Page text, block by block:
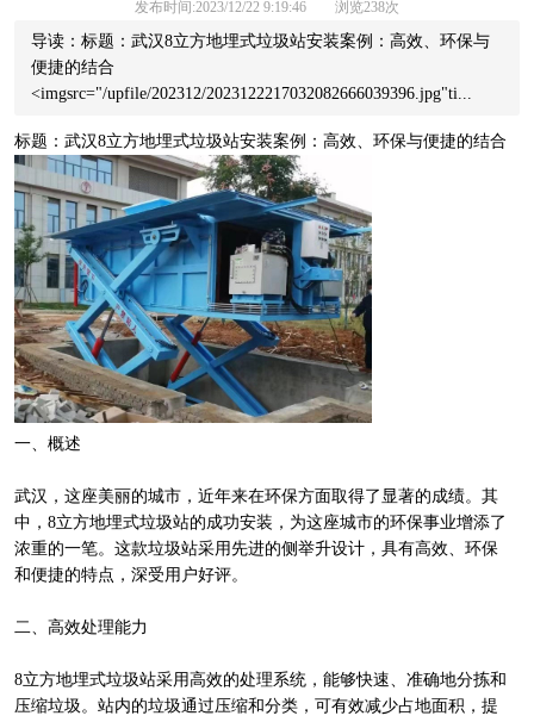
发布时间:2023/12/22 9:19:46 浏览238次
导读：标题：武汉8立方地埋式垃圾站安装案例：高效、环保与
便捷的结合
<imgsrc="/upfile/202312/2023122217032082666039396.jpg"ti...
标题：武汉8立方地埋式垃圾站安装案例：高效、环保与便捷的结合
一、概述
武汉，这座美丽的城市，近年来在环保方面取得了显著的成绩。其
中，8立方地埋式垃圾站的成功安装，为这座城市的环保事业增添了
浓重的一笔。这款垃圾站采用先进的侧举升设计，具有高效、环保
和便捷的特点，深受用户好评。
二、高效处理能力
8立方地埋式垃圾站采用高效的处理系统，能够快速、准确地分拣和
压缩垃圾。站内的垃圾通过压缩和分类，可有效减少占地面积，提